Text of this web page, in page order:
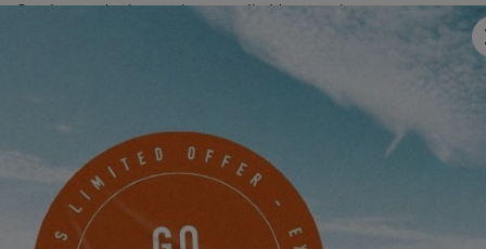
Gracias a todos los que han contribuido a esta hermosa aventura.
Este lanzamiento es solo el comienzo, la continuación se jugará
Para visualizar este vídeo, primero debe
permitir el uso de las cookies de